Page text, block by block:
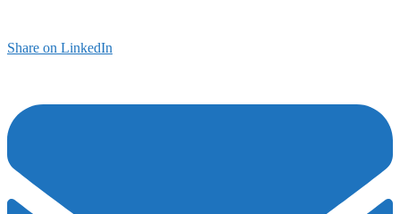
Share on LinkedIn